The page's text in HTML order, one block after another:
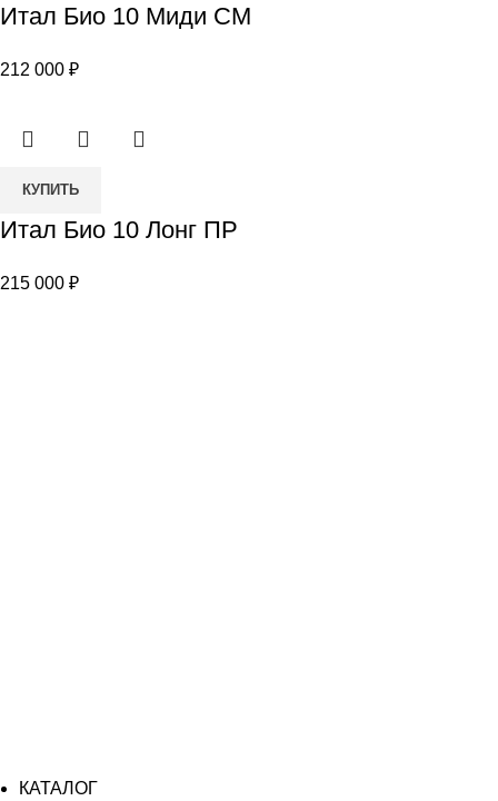
Итал
10
СМ
Итал Био 10 Миди СМ
212 000 ₽
Количество
Итал
10
КУПИТЬ
Итал Био 10 Лонг ПР
215 000 ₽
КАТАЛОГ